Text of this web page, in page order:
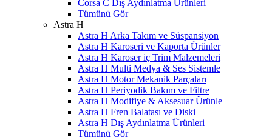
Corsa C Dış Aydınlatma Ürünleri
Tümünü Gör
Astra H
Astra H Arka Takım ve Süspansiyon
Astra H Karoseri ve Kaporta Ürünler
Astra H Karoser iç Trim Malzemeleri
Astra H Multi Medya & Ses Sistemle
Astra H Motor Mekanik Parçaları
Astra H Periyodik Bakım ve Filtre
Astra H Modifiye & Aksesuar Ürünle
Astra H Fren Balatası ve Diski
Astra H Dış Aydınlatma Ürünleri
Tümünü Gör